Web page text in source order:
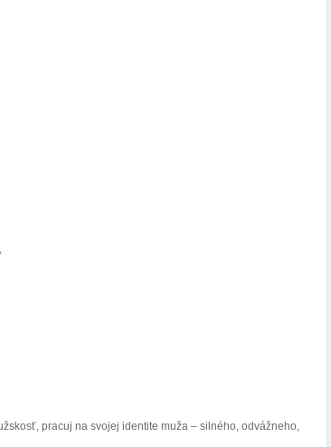
pracuj na svojej identite muža – silného, odvážneho,